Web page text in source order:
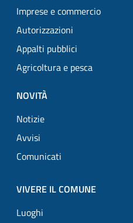
Imprese e commercio
Autorizzazioni
Appalti pubblici
Agricoltura e pesca
NOVITÀ
Notizie
Avvisi
Comunicati
VIVERE IL COMUNE
Luoghi